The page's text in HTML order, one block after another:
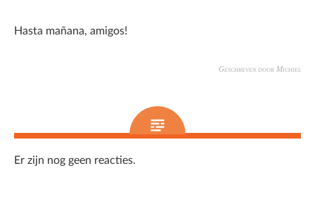
Hasta mañana, amigos!
Geschreven door Michiel
Er zijn nog geen reacties.